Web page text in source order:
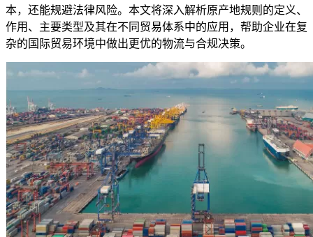
本，还能规避法律风险。本文将深入解析原产地规则的定义、
作用、主要类型及其在不同贸易体系中的应用，帮助企业在复
杂的国际贸易环境中做出更优的物流与合规决策。